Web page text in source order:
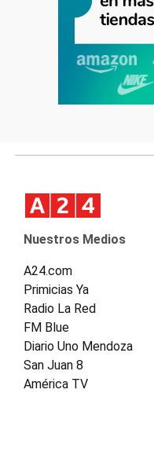
Nuestros Medios
A24.com
Primicias Ya
Radio La Red
FM Blue
Diario Uno Mendoza
San Juan 8
América TV